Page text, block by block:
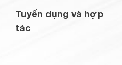
Tuyển dụng và hợp
tác